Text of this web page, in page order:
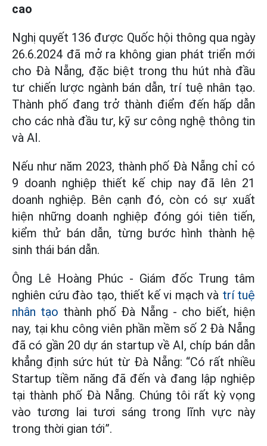
cao
Nghị quyết 136 được Quốc hội thông qua ngày
26.6.2024 đã mở ra không gian phát triển mới
cho Đà Nẵng, đặc biệt trong thu hút nhà đầu
tư chiến lược ngành bán dẫn, trí tuệ nhân tạo.
Thành phố đang trở thành điểm đến hấp dẫn
cho các nhà đầu tư, kỹ sư công nghệ thông tin
và AI.
Nếu như năm 2023, thành phố Đà Nẵng chỉ có
9 doanh nghiệp thiết kế chip nay đã lên 21
doanh nghiệp. Bên cạnh đó, còn có sự xuất
hiện những doanh nghiệp đóng gói tiên tiến,
kiểm thử bán dẫn, từng bước hình thành hệ
sinh thái bán dẫn.
Ông Lê Hoàng Phúc - Giám đốc Trung tâm
nghiên cứu đào tạo, thiết kế vi mạch và trí tuệ
nhân tạo thành phố Đà Nẵng - cho biết, hiện
nay, tại khu công viên phần mềm số 2 Đà Nẵng
đã có gần 20 dự án startup về AI, chíp bán dẫn
khẳng định sức hút từ Đà Nẵng: “Có rất nhiều
Startup tiềm năng đã đến và đang lập nghiệp
tại thành phố Đà Nẵng. Chúng tôi rất kỳ vọng
vào tương lai tươi sáng trong lĩnh vực này
trong thời gian tới”.